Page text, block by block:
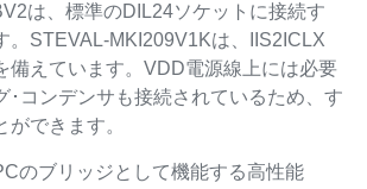
は、標準のDIL24ソケットに接続す
。STEVAL-MKI209V1Kは、IIS2ICLX
備えています。VDD電源線上には必要
･コンデンサも接続されているため、す
ができます。
のブリッジとして機能する高性能